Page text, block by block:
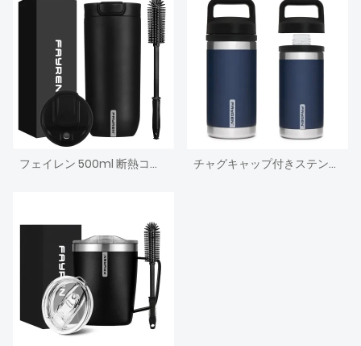
フェイレン 500ml 断熱コーヒーマグ プッシュボタン蓋付き - 漏れ防止 再利用可能なトラベルサーモウォーターボトル - 24時間保冷&アンプ;12時間保温 チャグキャップ付きステンレス真空断熱水筒